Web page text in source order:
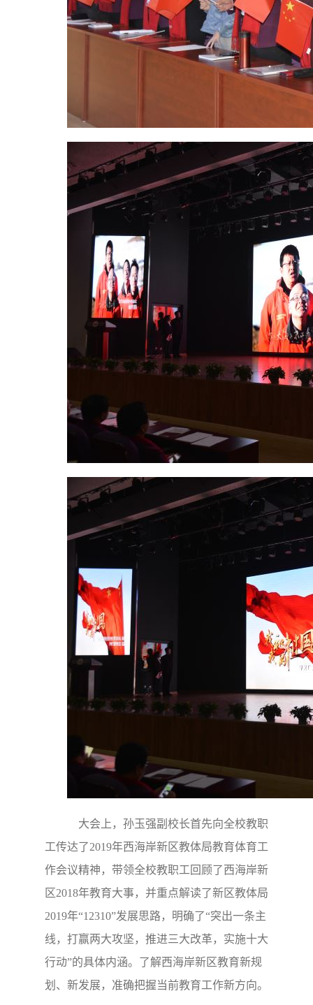
大会上，孙玉强副校长首先向全校教职
工传达了2019年西海岸新区教体局教育体育工
作会议精神，带领全校教职工回顾了西海岸新
区2018年教育大事，并重点解读了新区教体局
2019年“12310”发展思路，明确了“突出一条主
线，打赢两大攻坚，推进三大改革，实施十大
行动”的具体内涵。 了解西海岸新区教育新规
划、新发展， 准确把握当前教育工作新方向。